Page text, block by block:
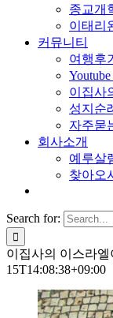
종교개
이태리
커뮤니티
여행후
이집사
성지순
자주묻
회사소개
예루살
찾아오
Search for:
이집사의 이스라엘
15T14:08:38+09:00